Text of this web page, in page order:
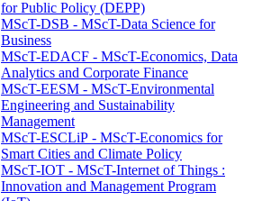
for Public Policy (DEPP)
MScT-DSB - MScT-Data Science for
Business
MScT-EDACF - MScT-Economics, Data
Analytics and Corporate Finance
MScT-EESM - MScT-Environmental
Engineering and Sustainability
Management
MScT-ESCLiP - MScT-Economics for
Smart Cities and Climate Policy
MScT-IOT - MScT-Internet of Things :
Innovation and Management Program